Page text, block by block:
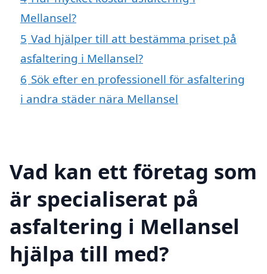
Mellansel?
5 Vad hjälper till att bestämma priset på
asfaltering i Mellansel?
6 Sök efter en professionell för asfaltering
i andra städer nära Mellansel
Vad kan ett företag som
är specialiserat på
asfaltering i Mellansel
hjälpa till med?